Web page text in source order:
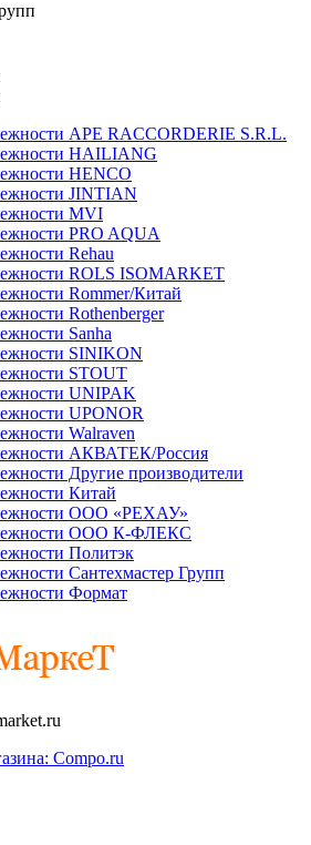
APE RACCORDERIE S.R.L.
HAILIANG
HENCO
JINTIAN
MVI
PRO AQUA
Rehau
ROLS ISOMARKET
Rommer/Китай
Rothenberger
Sanha
SINIKON
STOUT
UNIPAK
UPONOR
Walraven
АКВАТЕК/Россия
Другие производители
Китай
ООО «РЕХАУ»
ООО К-ФЛЕКС
Политэк
Сантехмастер Групп
Формат
Compo.ru